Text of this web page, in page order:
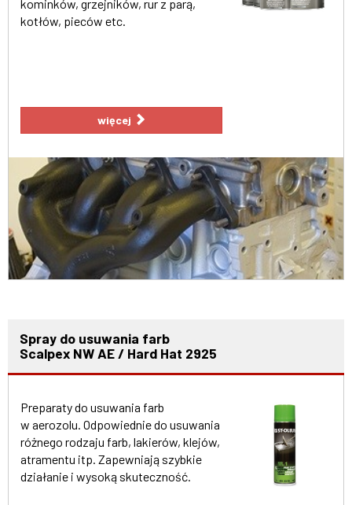
kominków, grzejników, rur z parą,
kotłów, pieców etc.
więcej
Spray do usuwania farb
Scalpex NW AE / Hard Hat 2925
Preparaty do usuwania farb
w aerozolu. Odpowiednie do usuwania
różnego rodzaju farb, lakierów, klejów,
atramentu itp. Zapewniają szybkie
działanie i wysoką skuteczność.